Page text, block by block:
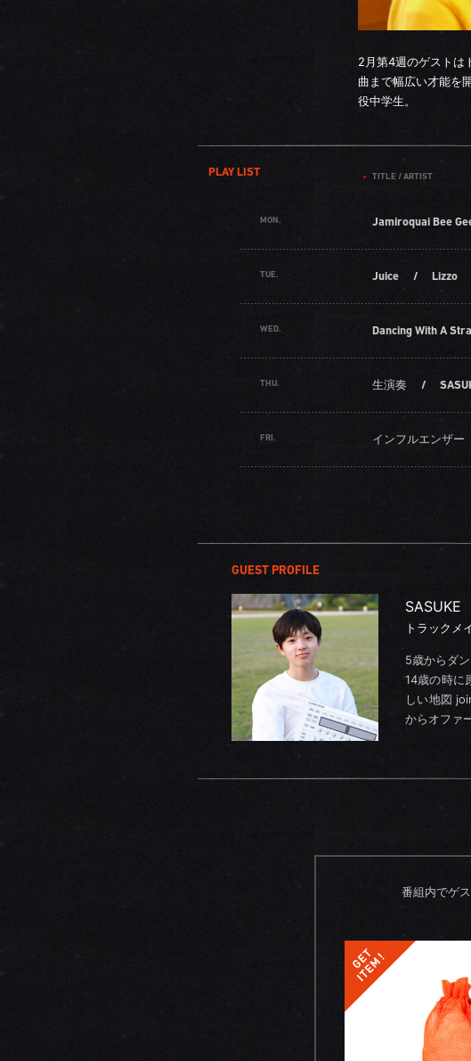
2月第4週のゲストは
曲まで幅広い才能を
役中学生。
PLAY LIST TITLE / ARTIST
MON. Jamiroquai Bee
TUE. Juice / Lizzo
WED. Dancing With A
THU. 生演奏 /
FRI. インフルエンザー
GUEST PROFILE
SASUKE
トラックメ
5歳からダ
14歳の時に
しい地図
からオファ
番組内でゲ